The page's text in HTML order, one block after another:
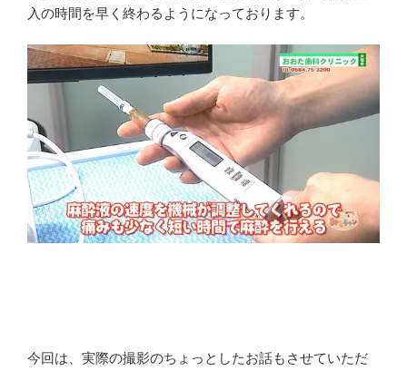
入の時間を早く終わるようになっております。
今回は、実際の撮影のちょっとしたお話もさせていただ